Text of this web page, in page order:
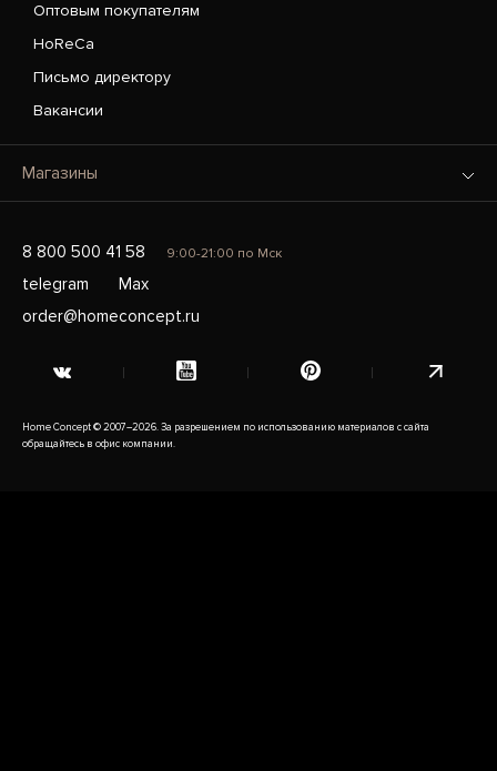
Оптовым покупателям
HoReCa
Письмо директору
Вакансии
Магазины
8 800 500 41 58 9:00-21:00 по Мск
telegram
Max
order@homeconcept.ru
Home Concept © 2007–2026. За разрешением по использованию материалов с сайта
обращайтесь в офис компании.